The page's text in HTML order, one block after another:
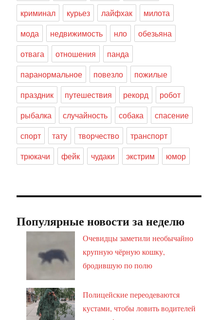
криминал курьез лайфхак
милота
мода
недвижимость нло
обезьяна
отвага
отношения
панда
паранормальное
повезло
пожилые
праздник
путешествия рекорд
робот
рыбалка
случайность собака
спасение
спорт
тату творчество
транспорт
трюкачи
фейк чудаки экстрим юмор
Популярные новости за неделю
Очевидцы заметили необычайно
крупную чёрную кошку,
бродившую по полю
Полицейские переодеваются
кустами, чтобы ловить водителей